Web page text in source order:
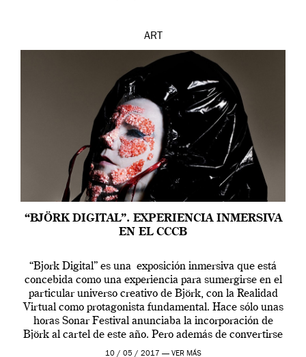
ART
“BJÖRK DIGITAL”. EXPERIENCIA INMERSIVA
EN EL CCCB
“Bjork Digital” es una exposición inmersiva que está
concebida como una experiencia para sumergirse en el
particular universo creativo de Björk, con la Realidad
Virtual como protagonista fundamental. Hace sólo unas
horas Sonar Festival anunciaba la incorporación de
Björk al cartel de este año. Pero además de convertirse
en una de las actuaciones más relevantes […]
10 / 05 / 2017 — VER MÁS